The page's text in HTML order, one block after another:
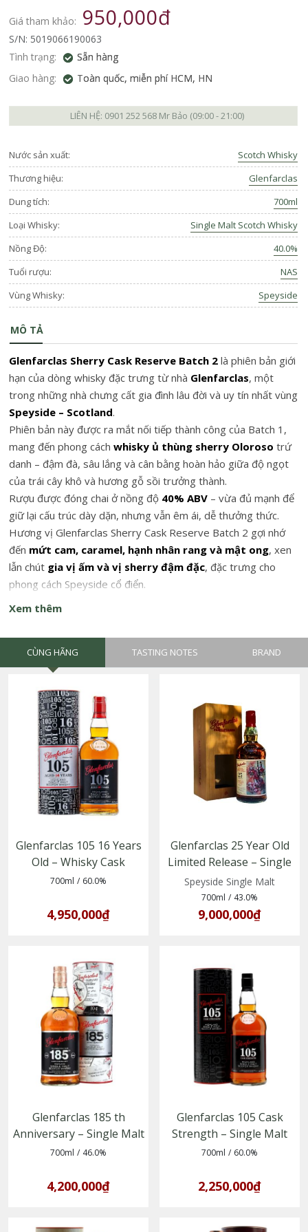
Giá tham khảo: 950,000đ
S/N: 5019066190063
Tình trạng:
Sẵn hàng
Giao hàng:
Toàn quốc, miễn phí HCM, HN
LIÊN HỆ: 0901 252 568Mr Bảo (09:00 - 21:00)
Nước sản xuất:
Scotch Whisky
Thương hiệu:
Glenfarclas
Dung tích:
700ml
Loại Whisky:
Single Malt Scotch Whisky
Nồng Độ:
40.0%
Tuổi rượu:
NAS
Vùng Whisky:
Speyside
MÔ TẢ
Glenfarclas Sherry Cask Reserve Batch 2 là phiên bản giới
hạn của dòng whisky đặc trưng từ nhà Glenfarclas, một
trong những nhà chưng cất gia đình lâu đời và uy tín nhất vùng
Speyside – Scotland.
Phiên bản này được ra mắt nối tiếp thành công của Batch 1,
mang đến phong cách whisky ủ thùng sherry Oloroso trứ
danh – đậm đà, sâu lắng và cân bằng hoàn hảo giữa độ ngọt
của trái cây khô và hương gỗ sồi trưởng thành.
Rượu được đóng chai ở nồng độ 40% ABV – vừa đủ mạnh để
giữ lại cấu trúc dày dặn, nhưng vẫn êm ái, dễ thưởng thức.
Hương vị Glenfarclas Sherry Cask Reserve Batch 2 gợi nhớ
đến mứt cam, caramel, hạnh nhân rang và mật ong, xen
lẫn chút gia vị ấm và vị sherry đậm đặc, đặc trưng cho
phong cách Speyside cổ điển.
Xem thêm
CÙNG HÃNG TASTING NOTES BRAND
Glenfarclas 105 16 Years
Old – Whisky Cask
Strength 16 năm tuổi
700ml / 60.0%
4,950,000₫
Glenfarclas 25 Year Old
Limited Release – Single
Malt Whisky vùng
Speyside
Speyside Single Malt
700ml / 43.0%
9,000,000₫
Glenfarclas 185 th
Anniversary – Single Malt
Whisky vùng Speyside
700ml / 46.0%
4,200,000₫
Glenfarclas 105 Cask
Strength – Single Malt
Whisky vùng Speyside,
700ml / 60.0%
2,250,000₫